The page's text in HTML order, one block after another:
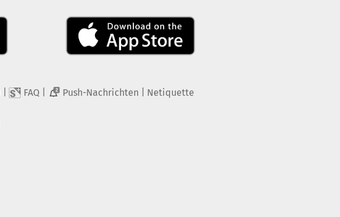
FAQ 2 Push-Nachrichten Netiquette